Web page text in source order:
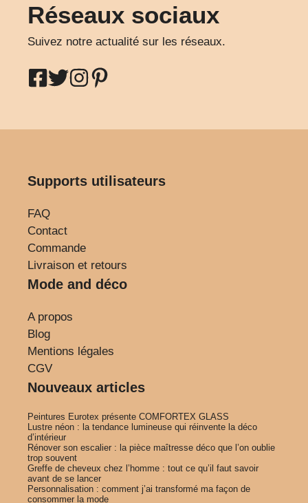
Réseaux sociaux
Suivez notre actualité sur les réseaux.
Supports utilisateurs
FAQ
Contact
Commande
Livraison et retours
Mode and déco
A propos
Blog
Mentions légales
CGV
Nouveaux articles
Peintures Eurotex présente COMFORTEX GLASS
Lustre néon : la tendance lumineuse qui réinvente la déco
d’intérieur
Rénover son escalier : la pièce maîtresse déco que l’on oublie
trop souvent
Greffe de cheveux chez l’homme : tout ce qu’il faut savoir
avant de se lancer
Personnalisation : comment j’ai transformé ma façon de
consommer la mode